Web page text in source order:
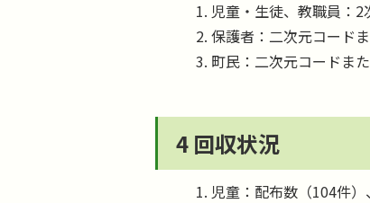
児童・生徒、教職員：2
保護者：二次元コード
町民：二次元コードま
4 回収状況
児童：配布数（104件